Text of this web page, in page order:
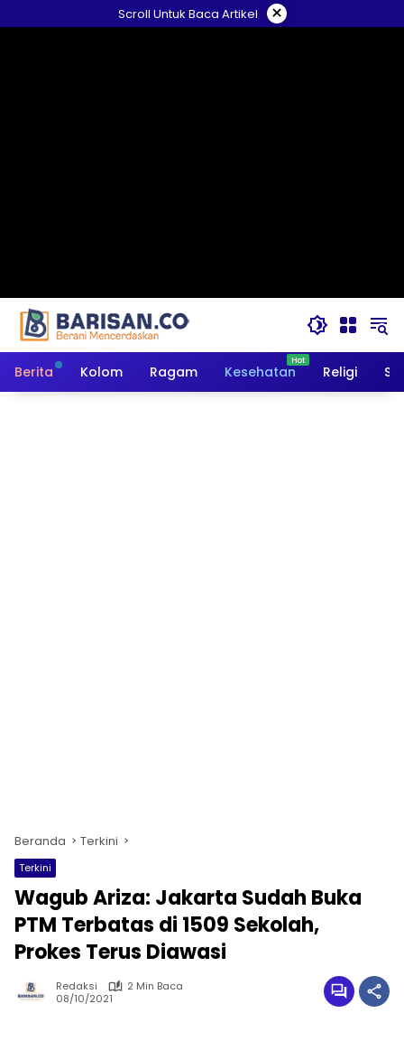
ke
Scroll Untuk Baca Artikel ×
Berita Kolom Ragam Kesehatan Religi
Beranda Terkini
Terkini
Wagub Ariza: Jakarta Sudah Buka
PTM Terbatas di 1509 Sekolah,
Prokes Terus Diawasi
Redaksi
2 Min Baca
08/10/2021